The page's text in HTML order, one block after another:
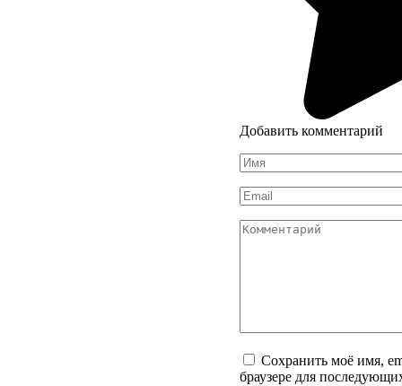
Добавить комментарий
Имя
*
Email
*
Комментарий
Сохранить моё имя,
браузере для